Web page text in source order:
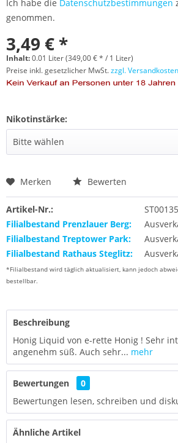
Ich habe die Datenschutzbestimmungen
genommen.
3,49 € *
Inhalt:0.01 Liter (349,00 € * / 1 Liter)
Preise inkl. gesetzlicher MwSt.zzgl. Versandkosten
Nikotinstärke:
Merken Bewerten
Artikel-Nr.:
Filialbestand Prenzlauer Berg:
Filialbestand Treptower Park:
Filialbestand Rathaus Steglitz:
*Filialbestand wird täglich aktualisiert, kann jedoch
bestellbar.
Beschreibung
Honig Liquid von e-rette Honig ! Sehr
angenehm süß. Auch sehr... mehr
Bewertungen
0
Bewertungen lesen, schreiben und
Ähnliche Artikel